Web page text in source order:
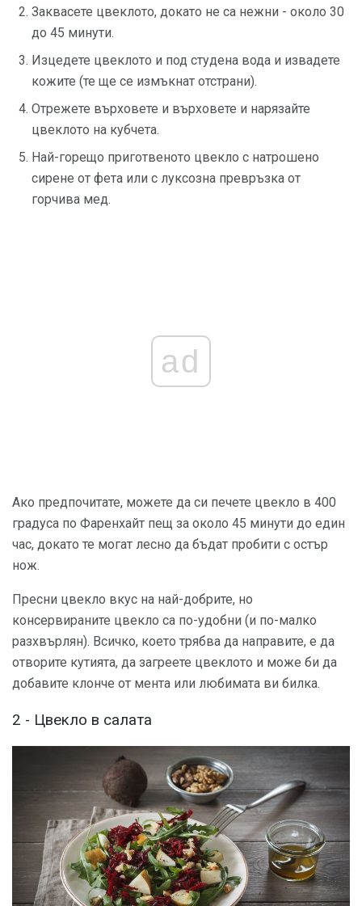
Заквасете цвеклото, докато не са нежни - около 30
до 45 минути.
Изцедете цвеклото и под студена вода и извадете
кожите (те ще се измъкнат отстрани).
Отрежете върховете и върховете и нарязайте
цвеклото на кубчета.
Най-горещо приготвеното цвекло с натрошено
сирене от фета или с луксозна превръзка от
горчива мед.
ad
Ако предпочитате, можете да си печете цвекло в 400
градуса по Фаренхайт пещ за около 45 минути до един
час, докато те могат лесно да бъдат пробити с остър
нож.
Пресни цвекло вкус на най-добрите, но
консервираните цвекло са по-удобни (и по-малко
разхвърлян). Всичко, което трябва да направите, е да
отворите кутията, да загреете цвеклото и може би да
добавите клонче от мента или любимата ви билка.
2 - Цвекло в салата